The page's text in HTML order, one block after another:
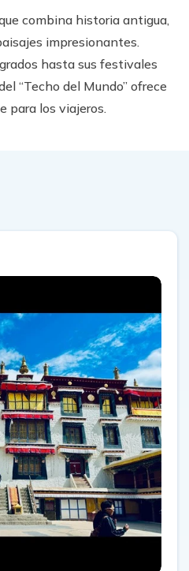
combina historia antigua,
impresionantes.
hasta sus festivales
“Techo del Mundo” ofrece
para los viajeros.